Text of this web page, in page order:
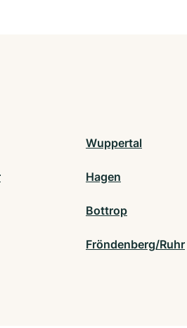
Wuppertal
Hagen
Bottrop
Fröndenberg/Ruhr